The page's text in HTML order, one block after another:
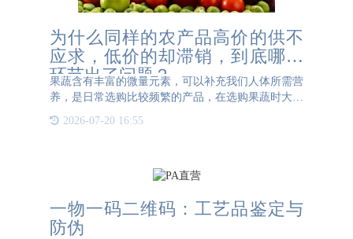
为什么同样的农产品高价的供不
应求，低价的却滞销，到底哪个
环节出了问题？
果蔬含有丰富的微量元素，可以补充我们人体所需营
养，是日常选购比较频繁的产品，在选购果蔬时大家
是否发现了一个问题，超市和果蔬店卖的价格相对小
商贩要贵些，但不乏客流量，货架经常被抢购一空，
2026-07-20 16:55
一物一码二维码：工艺品鉴定与
防伪